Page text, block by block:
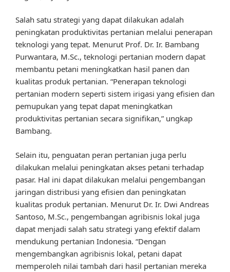
Salah satu strategi yang dapat dilakukan adalah
peningkatan produktivitas pertanian melalui penerapan
teknologi yang tepat. Menurut Prof. Dr. Ir. Bambang
Purwantara, M.Sc., teknologi pertanian modern dapat
membantu petani meningkatkan hasil panen dan
kualitas produk pertanian. “Penerapan teknologi
pertanian modern seperti sistem irigasi yang efisien dan
pemupukan yang tepat dapat meningkatkan
produktivitas pertanian secara signifikan,” ungkap
Bambang.
Selain itu, penguatan peran pertanian juga perlu
dilakukan melalui peningkatan akses petani terhadap
pasar. Hal ini dapat dilakukan melalui pengembangan
jaringan distribusi yang efisien dan peningkatan
kualitas produk pertanian. Menurut Dr. Ir. Dwi Andreas
Santoso, M.Sc., pengembangan agribisnis lokal juga
dapat menjadi salah satu strategi yang efektif dalam
mendukung pertanian Indonesia. “Dengan
mengembangkan agribisnis lokal, petani dapat
memperoleh nilai tambah dari hasil pertanian mereka